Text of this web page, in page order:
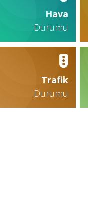
Hava
Durumu
Trafik
Durumu